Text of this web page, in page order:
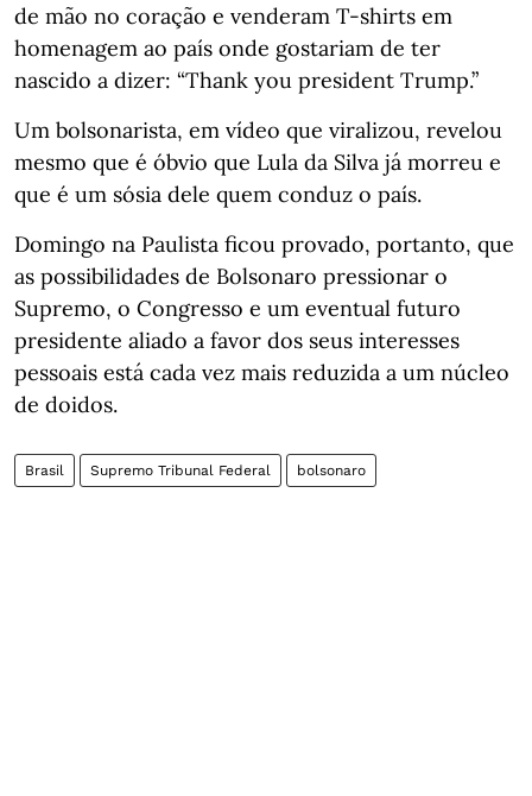
de mão no coração e venderam T-shirts em
homenagem ao país onde gostariam de ter
nascido a dizer: “Thank you president Trump.”
Um bolsonarista, em vídeo que viralizou, revelou
mesmo que é óbvio que Lula da Silva já morreu e
que é um sósia dele quem conduz o país.
Domingo na Paulista ficou provado, portanto, que
as possibilidades de Bolsonaro pressionar o
Supremo, o Congresso e um eventual futuro
presidente aliado a favor dos seus interesses
pessoais está cada vez mais reduzida a um núcleo
de doidos.
Brasil Supremo Tribunal Federal bolsonaro